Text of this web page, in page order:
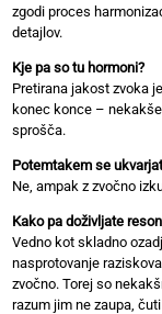
zgodi proces
detajlov.
Kje pa so tu hormoni?
Pretirana jakost zvoka
konec konce –
sprošča.
Potemtakem se
Ne, ampak z zvočno
Kako pa doživljate
Vedno kot skladno
nasprotovanje
zvočno. Torej so
razum jim ne zaupa,